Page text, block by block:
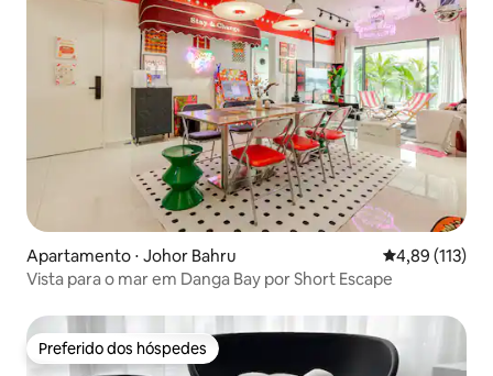
Apartamento ⋅ Johor Bahru 4,89 de uma
4,89 (113)
Vista para o mar em Danga Bay por Short Escape
Preferido dos hóspedes
Preferido dos hóspedes